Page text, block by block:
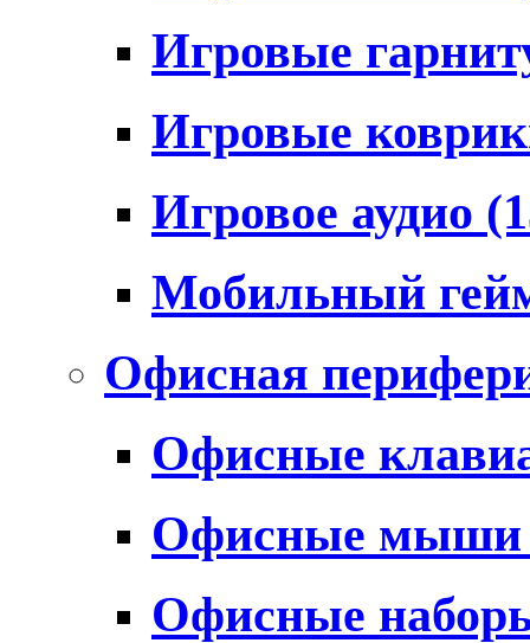
Игровые
Игровые
Игровое аудио
Мобильный
Офисная
Офисные
Офисные
Офисные